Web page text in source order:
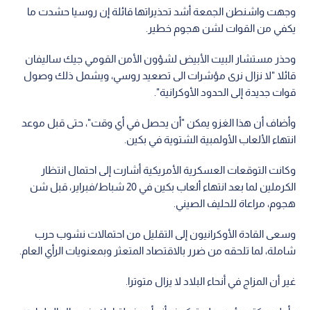
وجهت واشنطن الجمعة أشد تحذيراتها قائلة إن روسيا حشدت ما
يكفي من القوات لشن هجوم خطير.
وحذر مستشار البيت الأبيض لشؤون الأمن القومي جيك ساليفان
قائلا "لا نزال نرى مؤشرات الى تصعيد روسي، ويشمل ذلك وصول
قوات جديدة إلى الحدود الأوكرانية".
وأضاف أن هذا الغزو يمكن "أن يحصل في أي وقت"، حتى قبل موعد
انتهاء الألعاب الأولمبية الشتوية في بكين.
وكانت التوقعات العسكرية الأمريكية أشارت إلى احتمال انتظار
الكرملين لما بعد انتهاء ألعاب بكين في 20 شباط/فبراير، قبل شن
هجوم، مراعاة للحليف الصيني.
وسعى القادة الأوكرانيون إلى التقليل من احتمالات نشوب حرب
شاملة، لما تلحقه من ضرر بالاقتصاد المتعثر وبمعنويات الرأي العام.
غير أن المزاج في أنحاء البلاد لا يزال متوترا.